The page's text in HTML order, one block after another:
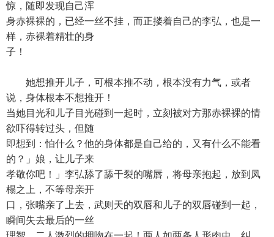
惊，随即发现自己浑
身赤裸裸的，已经一丝不挂，而正搂着自己的李弘，也是一
样，赤裸着精壮的身
子！
她想推开儿子，可根本推不动，根本没有力气，或者
说，身体根本不想推开！
当她目光和儿子目光碰到一起时，立刻被对方那赤裸裸的情
欲吓得转过头，但随
即想到：怕什么？他的身体都是自己给的，又有什么不能看
的？」娘，让儿子来
孝敬你吧！」李弘舔了舔干裂的嘴唇，将母亲抱起，放到凤
榻之上，不等母亲开
口，张嘴亲了上去，武则天的双唇和儿子的双唇碰到一起，
瞬间失去最后的一丝